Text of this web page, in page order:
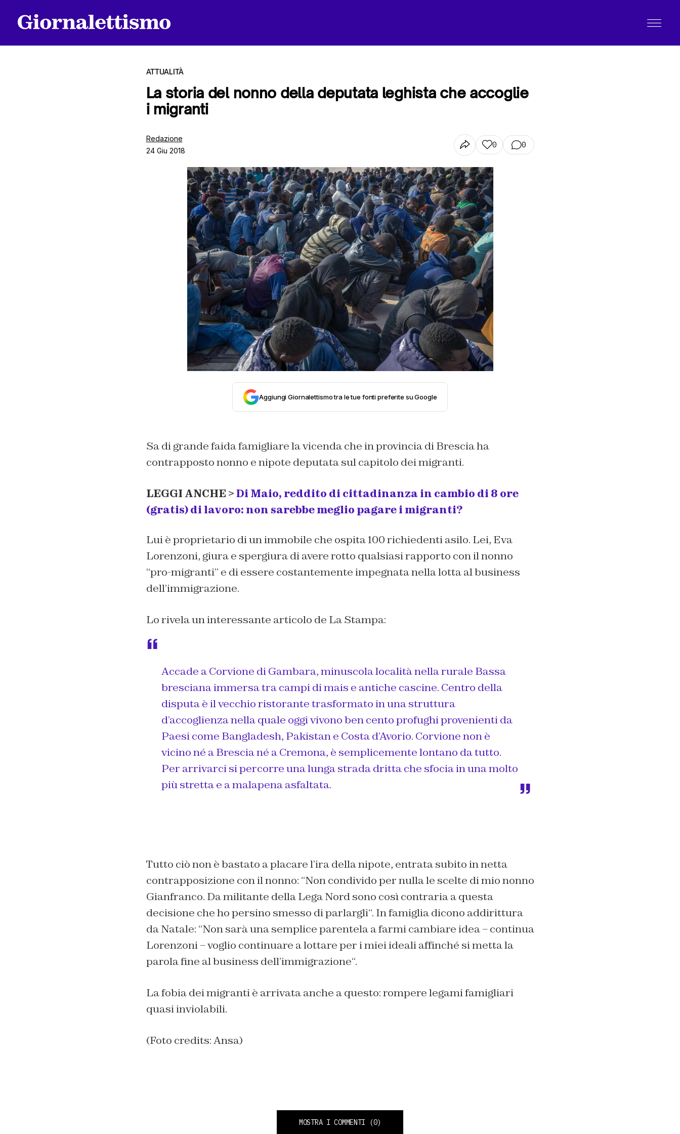
ATTUALITÀ
La storia del nonno della deputata leghista che accoglie
i migranti
Redazione
24 Giu 2018
0 0
Aggiungi Giornalettismo tra le tue fonti preferite su Google
Sa di grande faida famigliare la vicenda che in provincia di Brescia ha
contrapposto nonno e nipote deputata sul capitolo dei migranti.
LEGGI ANCHE >Di Maio, reddito di cittadinanza in cambio di 8 ore
(gratis) di lavoro: non sarebbe meglio pagare i migranti?
Lui è proprietario di un immobile che ospita 100 richiedenti asilo. Lei, Eva
Lorenzoni, giura e spergiura di avere rotto qualsiasi rapporto con il nonno
“pro-migranti” e di essere costantemente impegnata nella lotta al business
dell’immigrazione.
Lo rivela un interessante articolo de La Stampa:
Accade a Corvione di Gambara, minuscola località nella rurale Bassa
bresciana immersa tra campi di mais e antiche cascine. Centro della
disputa è il vecchio ristorante trasformato in una struttura
d’accoglienza nella quale oggi vivono ben cento profughi provenienti da
Paesi come Bangladesh, Pakistan e Costa d’Avorio. Corvione non è
vicino né a Brescia né a Cremona, è semplicemente lontano da tutto.
Per arrivarci si percorre una lunga strada dritta che sfocia in una molto
più stretta e a malapena asfaltata.
Tutto ciò non è bastato a placare l’ira della nipote, entrata subito in netta
contrapposizione con il nonno: “Non condivido per nulla le scelte di mio nonno
Gianfranco. Da militante della Lega Nord sono così contraria a questa
decisione che ho persino smesso di parlargli“. In famiglia dicono addirittura
da Natale: “Non sarà una semplice parentela a farmi cambiare idea– continua
Lorenzoni –voglio continuare a lottare per i miei ideali affinché si metta la
parola fine al business dell’immigrazione“.
La fobia dei migranti è arrivata anche a questo: rompere legami famigliari
quasi inviolabili.
(Foto credits: Ansa)
MOSTRA I COMMENTI (0)